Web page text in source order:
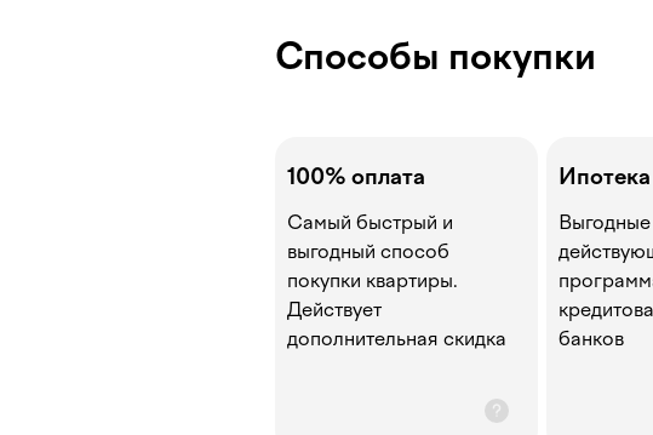
Способы покупки
100% оплата
Самый быстрый и
выгодный способ
покупки квартиры.
Действует
дополнительная скидка
Ипотека
банков